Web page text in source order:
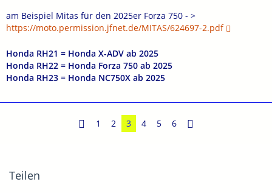
am Beispiel Mitas für den 2025er Forza 750 - >
https://moto.permission.jfnet.de/MITAS/624697-2.pdf
Honda RH21 = Honda X-ADV ab 2025
Honda RH22 = Honda Forza 750 ab 2025
Honda RH23 = Honda NC750X ab 2025
1 2 3 4 5 6
Teilen